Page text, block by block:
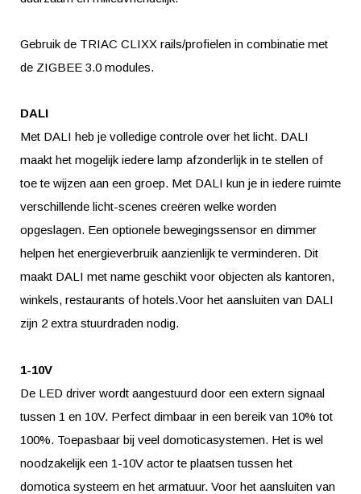
Gebruik de TRIAC CLIXX rails/profielen in combinatie met
de ZIGBEE 3.0 modules.
DALI
Met DALI heb je volledige controle over het licht. DALI
maakt het mogelijk iedere lamp afzonderlijk in te stellen of
toe te wijzen aan een groep. Met DALI kun je in iedere ruimte
verschillende licht-scenes creëren welke worden
opgeslagen. Een optionele bewegingssensor en dimmer
helpen het energieverbruik aanzienlijk te verminderen. Dit
maakt DALI met name geschikt voor objecten als kantoren,
winkels, restaurants of hotels.Voor het aansluiten van DALI
zijn 2 extra stuurdraden nodig.
1-10V
De LED driver wordt aangestuurd door een extern signaal
tussen 1 en 10V. Perfect dimbaar in een bereik van 10% tot
100%. Toepasbaar bij veel domoticasystemen. Het is wel
noodzakelijk een 1-10V actor te plaatsen tussen het
domotica systeem en het armatuur. Voor het aansluiten van